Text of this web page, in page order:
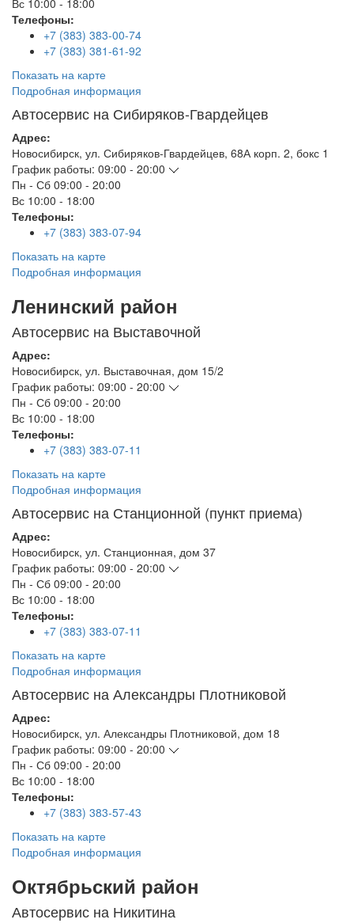
Вс 10:00 - 18:00
Телефоны:
+7 (383) 383-00-74
+7 (383) 381-61-92
Показать на карте
Подробная информация
Автосервис на Сибиряков-Гвардейцев
Адрес:
Новосибирск, ул. Сибиряков-Гвардейцев, 68А корп. 2, бокс 1
График работы: 09:00 - 20:00
Пн - Сб 09:00 - 20:00
Вс 10:00 - 18:00
Телефоны:
+7 (383) 383-07-94
Показать на карте
Подробная информация
Ленинский район
Автосервис на Выставочной
Адрес:
Новосибирск, ул. Выставочная, дом 15/2
График работы: 09:00 - 20:00
Пн - Сб 09:00 - 20:00
Вс 10:00 - 18:00
Телефоны:
+7 (383) 383-07-11
Показать на карте
Подробная информация
Автосервис на Станционной (пункт приема)
Адрес:
Новосибирск, ул. Станционная, дом 37
График работы: 09:00 - 20:00
Пн - Сб 09:00 - 20:00
Вс 10:00 - 18:00
Телефоны:
+7 (383) 383-07-11
Показать на карте
Подробная информация
Автосервис на Александры Плотниковой
Адрес:
Новосибирск, ул. Александры Плотниковой, дом 18
График работы: 09:00 - 20:00
Пн - Сб 09:00 - 20:00
Вс 10:00 - 18:00
Телефоны:
+7 (383) 383-57-43
Показать на карте
Подробная информация
Октябрьский район
Автосервис на Никитина